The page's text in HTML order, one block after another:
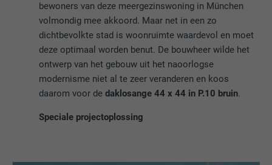
bewoners van deze meergezinswoning in München
volmondig mee akkoord. Maar net in een zo
dichtbevolkte stad is woonruimte waardevol en moet
deze optimaal worden benut. De bouwheer wilde het
ontwerp van het gebouw uit het naoorlogse
modernisme niet al te zeer veranderen en koos
daarom voor dedaklosange 44 x 44 in P.10 bruin.
Speciale projectoplossing